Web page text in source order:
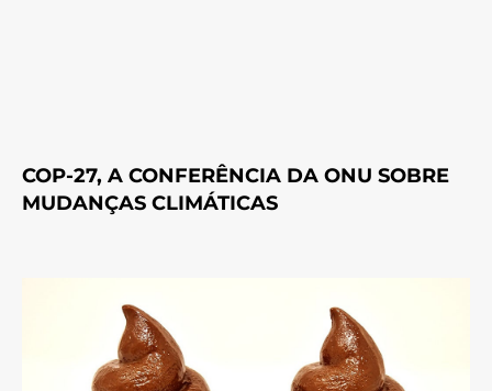
COP-27, A CONFERÊNCIA DA ONU SOBRE
MUDANÇAS CLIMÁTICAS